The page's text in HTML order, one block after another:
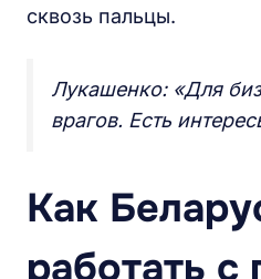
сквозь пальцы.
Лукашенко: «Для
врагов. Есть
Как
работать с